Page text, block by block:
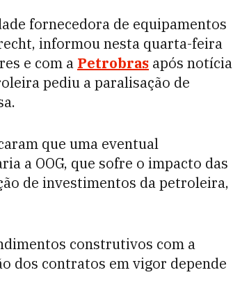
fornecedora de equipamentos
informou nesta quarta-feira
e com a Petrobras após notícia
pediu a paralisação de
que uma eventual
a OOG, que sofre o impacto das
de investimentos da petroleira,
construtivos com a
dos contratos em vigor depende